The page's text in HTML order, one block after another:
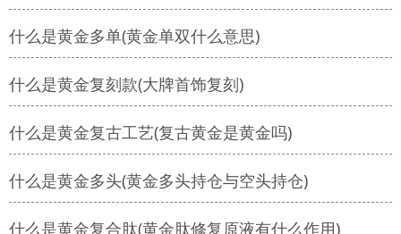
什么是黄金多单(黄金单双什么意思)
什么是黄金复刻款(大牌首饰复刻)
什么是黄金复古工艺(复古黄金是黄金吗)
什么是黄金多头(黄金多头持仓与空头持仓)
什么是黄金复合肽(黄金肽修复原液有什么作用)